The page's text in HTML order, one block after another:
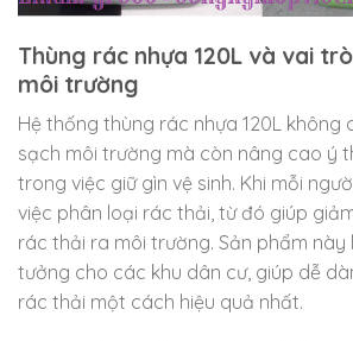
Thùng rác nhựa 120L và vai
môi trường
Hệ thống thùng rác nhựa 120L không
sạch môi trường mà còn nâng cao ý
trong việc giữ gìn vệ sinh. Khi mỗi
việc phân loại rác thải, từ đó giúp
rác thải ra môi trường. Sản phẩm này
tưởng cho các khu dân cư, giúp dễ
rác thải một cách hiệu quả nhất.